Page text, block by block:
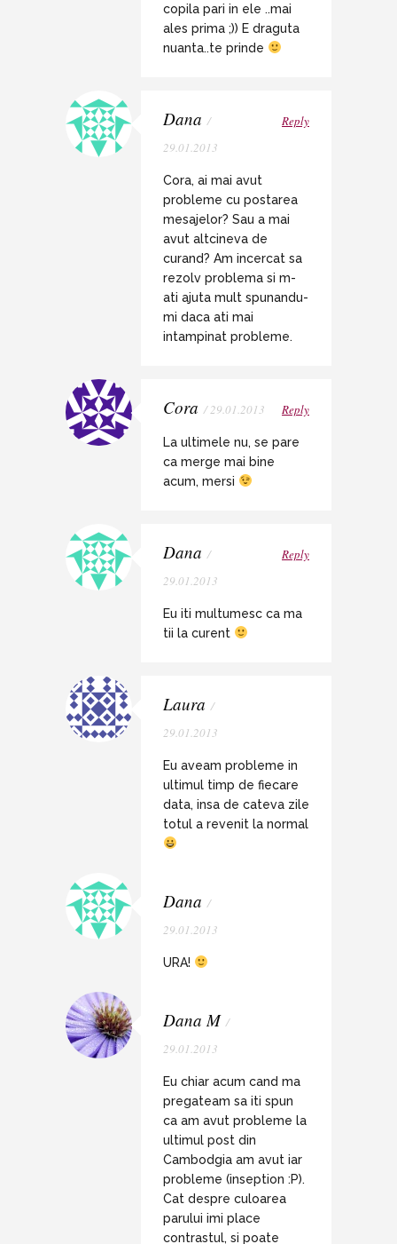
copila pari in ele ..mai
ales prima ;)) E draguta
nuanta..te prinde
Dana /
29.01.2013
Reply
Cora, ai mai avut
probleme cu postarea
mesajelor? Sau a mai
avut altcineva de
curand? Am incercat sa
rezolv problema si m-
ati ajuta mult spunandu-
mi daca ati mai
intampinat probleme.
Cora / 29.01.2013 Reply
La ultimele nu, se pare
ca merge mai bine
acum, mersi
Dana /
29.01.2013
Reply
Eu iti multumesc ca ma
tii la curent
Laura /
29.01.2013
Eu aveam probleme in
ultimul timp de fiecare
data, insa de cateva zile
totul a revenit la normal
Dana /
29.01.2013
URA!
Dana M /
29.01.2013
Eu chiar acum cand ma
pregateam sa iti spun
ca am avut probleme la
ultimul post din
Cambodgia am avut iar
probleme (inseption :P).
Cat despre culoarea
parului imi place
contrastul, si poate